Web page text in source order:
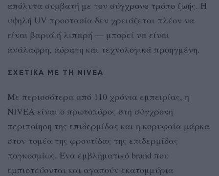
απόλυτα συμβατή με τον σύγχρονο τρόπο ζωής. Η
υψηλή UV προστασία δεν χρειάζεται πλέον να
είναι βαριά ή λιπαρή — μπορεί να είναι
ανάλαφρη, αόρατη και τεχνολογικά προηγμένη.
ΣΧΕΤΙΚΑ ΜΕ ΤΗ NIVEA
Με περισσότερα από 110 χρόνια εμπειρίας, η
NIVEA είναι ο πρωτοπόρος στη σύγχρονη
περιποίηση της επιδερμίδας και η κορυφαία μάρκα
στον τομέα της φροντίδας της επιδερμίδας
παγκοσμίως. Ένα εμβληματικό brand που
εμπιστεύονται και αγαπούν εκατομμύρια